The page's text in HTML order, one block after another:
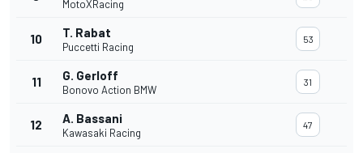
MotoXRacing
10 T. Rabat
Puccetti Racing
53
11 G. Gerloff
Bonovo Action BMW
31
12 A. Bassani
Kawasaki Racing
47